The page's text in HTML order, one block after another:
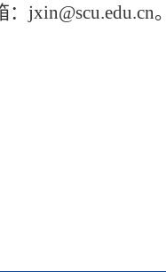
jxin@scu.edu.cn